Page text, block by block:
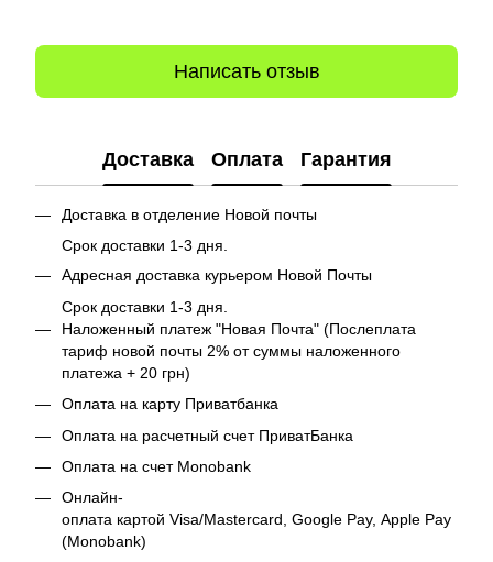
Написать отзыв
Доставка Оплата Гарантия
Доставка в отделение Новой почты
Срок доставки 1-3 дня.
Адресная доставка курьером Новой Почты
Срок доставки 1-3 дня.
Наложенный платеж "Новая Почта" (Послеплата
тариф новой почты 2% от суммы наложенного
платежа + 20 грн)
Оплата на карту Приватбанка
Оплата на расчетный счет ПриватБанка
Оплата на счет Monobank
Онлайн-
оплата картой Visa/Mastercard, Google Pay, Apple Pay
(Monobank)